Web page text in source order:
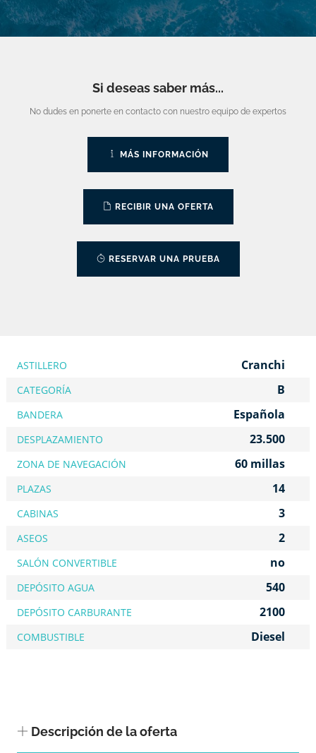
Si deseas saber más...
No dudes en ponerte en contacto con nuestro equipo de expertos
MÁS INFORMACIÓN
RECIBIR UNA OFERTA
RESERVAR UNA PRUEBA
ASTILLERO Cranchi
CATEGORÍA B
BANDERA Española
DESPLAZAMIENTO 23.500
ZONA DE NAVEGACIÓN 60 millas
PLAZAS 14
CABINAS 3
ASEOS 2
SALÓN CONVERTIBLE no
DEPÓSITO AGUA 540
DEPÓSITO CARBURANTE 2100
COMBUSTIBLE Diesel
Descripción de la oferta